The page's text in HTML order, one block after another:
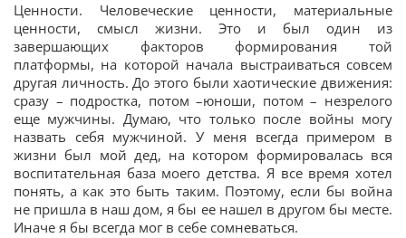
Ценности. Человеческие ценности, материальные
ценности, смысл жизни. Это и был один из
завершающих факторов формирования той
платформы, на которой начала выстраиваться совсем
другая личность. До этого были хаотические движения:
сразу – подростка, потом –юноши, потом – незрелого
еще мужчины. Думаю, что только после войны могу
назвать себя мужчиной. У меня всегда примером в
жизни был мой дед, на котором формировалась вся
воспитательная база моего детства. Я все время хотел
понять, а как это быть таким. Поэтому, если бы война
не пришла в наш дом, я бы ее нашел в другом бы месте.
Иначе я бы всегда мог в себе сомневаться.